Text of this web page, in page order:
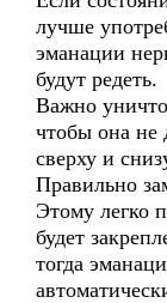
лучше
эманации
будут редеть.
Важно
чтобы она не
сверху и
Правильно
Этому легко
будет
тогда